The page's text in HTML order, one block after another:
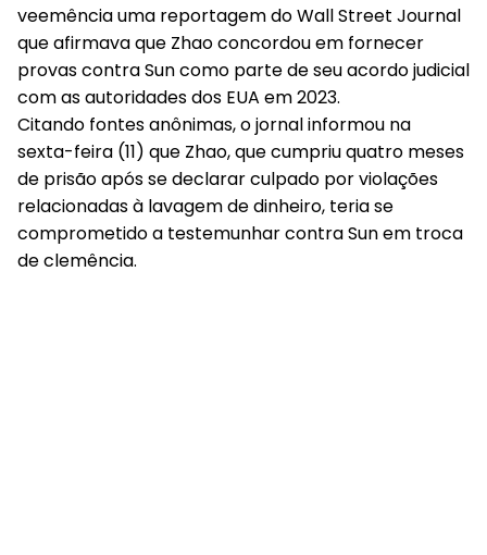
veemência uma reportagem do Wall Street Journal
que afirmava que Zhao concordou em fornecer
provas contra Sun como parte de seu acordo judicial
com as autoridades dos EUA em 2023.
Citando fontes anônimas, o jornal informou na
sexta-feira (11) que Zhao, que cumpriu quatro meses
de prisão após se declarar culpado por violações
relacionadas à lavagem de dinheiro, teria se
comprometido a testemunhar contra Sun em troca
de clemência.